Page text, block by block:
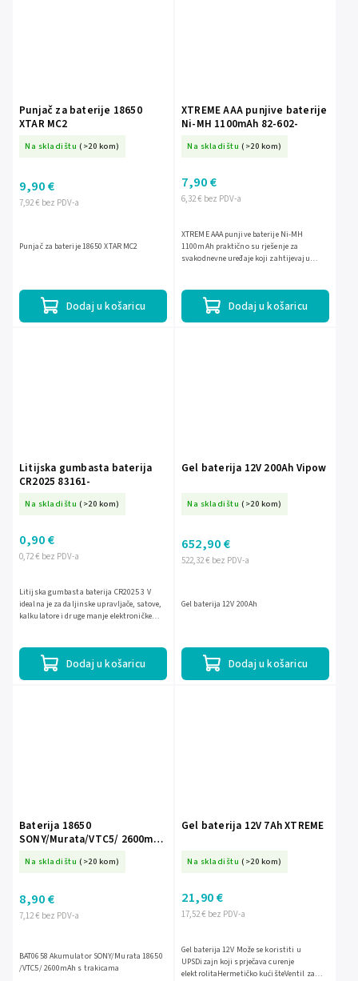
Punjač za baterije 18650
XTAR MC2
Na skladištu (>20 kom)
7,92 € bez PDV-a
9,90 €
Dodaj u košaricu
Punjač za baterije 18650 XTAR MC2
XTREME AAA punjive baterije
Ni-MH 1100mAh 82-602-
Na skladištu (>20 kom)
6,32 € bez PDV-a
7,90 €
Dodaj u košaricu
XTREME AAA punjive baterije Ni-MH
1100mAh praktično su rješenje za
svakodnevne uređaje koji zahtijevaju
Litijska gumbasta baterija
CR2025 83161-
Na skladištu (>20 kom)
0,72 € bez PDV-a
0,90 €
Dodaj u košaricu
Litijska gumbasta baterija CR2025 3 V
idealna je za daljinske upravljače, satove,
kalkulatore i druge manje elektroničke
Gel baterija 12V 200Ah Vipow
Na skladištu (>20 kom)
522,32 € bez PDV-a
652,90 €
Dodaj u košaricu
Gel baterija 12V 200Ah
Baterija 18650
SONY/Murata/VTC5/ 2600mAh
Na skladištu (>20 kom)
7,12 € bez PDV-a
8,90 €
BAT0658 Akumulator SONY/Murata 18650
/VTC5/ 2600mAh s trakicama
Gel baterija 12V 7Ah XTREME
Na skladištu (>20 kom)
17,52 € bez PDV-a
21,90 €
Gel baterija 12V Može se koristiti u
UPSDizajn koji sprječava curenje
elektrolitaHermetičko kućišteVentil za